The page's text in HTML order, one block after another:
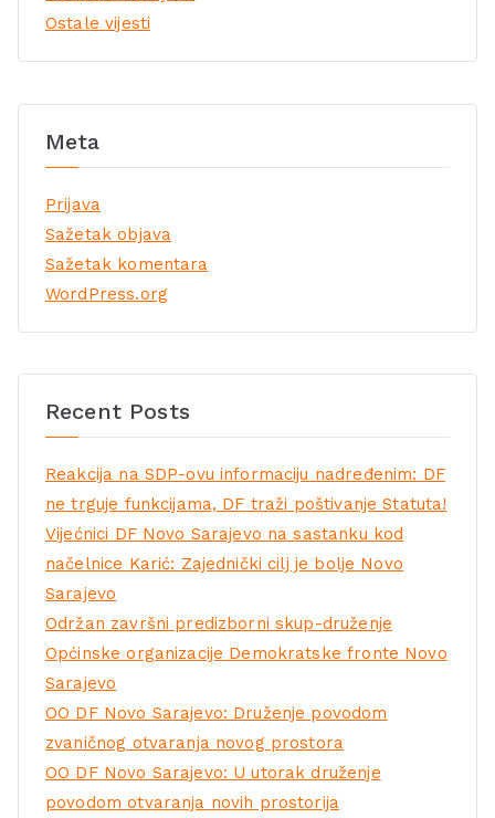
Ostale vijesti
Meta
Prijava
Sažetak objava
Sažetak komentara
WordPress.org
Recent Posts
Reakcija na SDP-ovu informaciju nadređenim: DF
ne trguje funkcijama, DF traži poštivanje Statuta!
Vijećnici DF Novo Sarajevo na sastanku kod
načelnice Karić: Zajednički cilj je bolje Novo
Sarajevo
Održan završni predizborni skup-druženje
Općinske organizacije Demokratske fronte Novo
Sarajevo
OO DF Novo Sarajevo: Druženje povodom
zvaničnog otvaranja novog prostora
OO DF Novo Sarajevo: U utorak druženje
povodom otvaranja novih prostorija